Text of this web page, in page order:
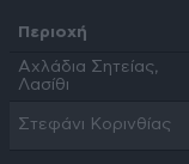
Περιοχή
Αχλάδια Σητείας,
Λασίθι
Στεφάνι Κορινθίας